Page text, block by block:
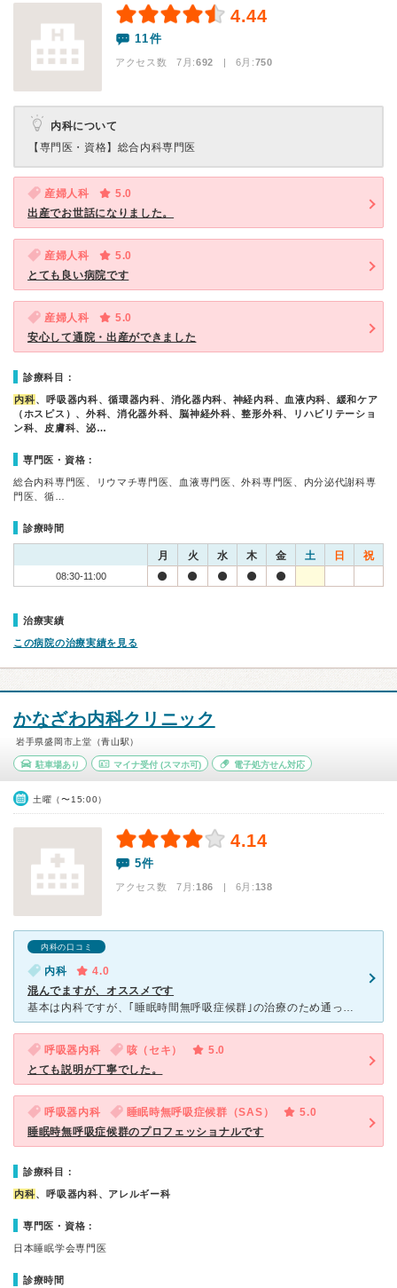
4.44
11件
アクセス数 7月:692 | 6月:750
内科について
【専門医・資格】 総合内科専門医
産婦人科
5.0
出産でお世話になりました。
産婦人科
5.0
とても良い病院です
産婦人科
5.0
安心して通院・出産ができました
診療科目：
内科、呼吸器内科、循環器内科、消化器内科、神経内科、血液内科、緩和ケア
（ホスピス）、外科、消化器外科、脳神経外科、整形外科、リハビリテーショ
ン科、皮膚科、泌…
専門医・資格：
総合内科専門医、リウマチ専門医、血液専門医、外科専門医、内分泌代謝科専
門医、循…
診療時間
月 火 水 木 金 土 日 祝
08:30-11:00
治療実績
この病院の治療実績を見る
かなざわ内科クリニック
岩手県盛岡市上堂（青山駅）
駐車場あり マイナ受付(スマホ可) 電子処方せん対応
土曜（〜15:00）
4.14
5件
アクセス数 7月:186 | 6月:138
内科の口コミ
内科
4.0
混んでますが、オススメです
基本は内科ですが、｢睡眠時間無呼吸症候群｣の治療のため通ってます。 基本、予約制ですが、混む時は待たされることも多いです。 先生による診察の前には、事前の聞き取りが有り、血圧等を測りながらも、次回
呼吸器内科 咳（セキ）
5.0
とても説明が丁寧でした。
呼吸器内科 睡眠時無呼吸症候群（SAS）
5.0
睡眠時無呼吸症候群のプロフェッショナルです
診療科目：
内科、呼吸器内科、アレルギー科
専門医・資格：
日本睡眠学会専門医
診療時間